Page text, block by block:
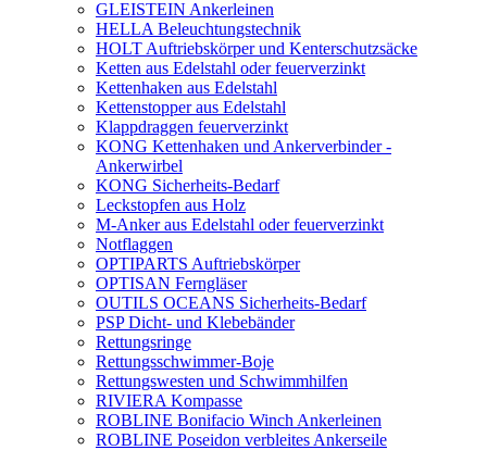
GLEISTEIN Ankerleinen
HELLA Beleuchtungstechnik
HOLT Auftriebskörper und Kenterschutzsäcke
Ketten aus Edelstahl oder feuerverzinkt
Kettenhaken aus Edelstahl
Kettenstopper aus Edelstahl
Klappdraggen feuerverzinkt
KONG Kettenhaken und Ankerverbinder -
Ankerwirbel
KONG Sicherheits-Bedarf
Leckstopfen aus Holz
M-Anker aus Edelstahl oder feuerverzinkt
Notflaggen
OPTIPARTS Auftriebskörper
OPTISAN Ferngläser
OUTILS OCEANS Sicherheits-Bedarf
PSP Dicht- und Klebebänder
Rettungsringe
Rettungsschwimmer-Boje
Rettungswesten und Schwimmhilfen
RIVIERA Kompasse
ROBLINE Bonifacio Winch Ankerleinen
ROBLINE Poseidon verbleites Ankerseile